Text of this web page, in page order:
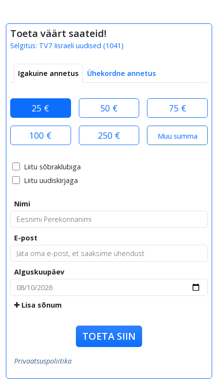
Toeta väärt saateid!
Selgitus: TV7 Iisraeli uudised (1041 )
Igakuine annetus Ühekordne annetus
25 € 50 € 75 €
100 € 250 €
Liitu sõbraklubiga
Liitu uudiskirjaga
Nimi
E-post
Alguskuupäev
Lisa sõnum
TOETA SIIN
Privaatsuspoliitika